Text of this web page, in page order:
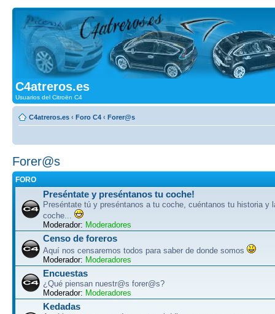
C4atreros.es
Usuarios del Citroën C4
C4atreros.es ‹ Foro C4 ‹ Forer@s
Forer@s
FORO
Preséntate y preséntanos tu coche!
Preséntate tú y preséntanos a tu coche, cuéntanos tu historia y
coche...
Moderador: Moderadores
Censo de foreros
Aquí nos censaremos todos para saber de donde somos
Moderador: Moderadores
Encuestas
¿Qué piensan nuestr@s forer@s?
Moderador: Moderadores
Kedadas